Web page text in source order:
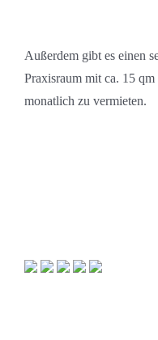
Außerdem gibt es einen
Praxisraum mit ca. 15
monatlich zu vermieten.